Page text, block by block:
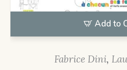
Add to
Fabrice Dini,